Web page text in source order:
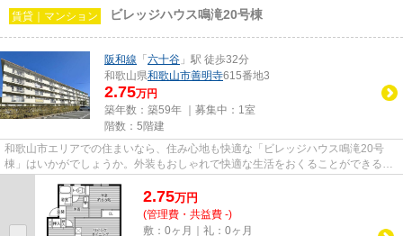
賃貸｜マンション ビレッジハウス鳴滝20号棟
阪和線 「 六十谷 」駅 徒歩32分
和歌山県和歌山市善明寺615番地3
2.75万円
築年数：築59年 ｜募集中： 1室
階数：5階建
和歌山市エリアでの住まいなら、住み心地も快適な「ビレッジハウス鳴滝20号
棟」はいかがでしょうか。外装もおしゃれで快適な生活をおくることができるマ
2.75万円
(管理費・共益費 -)
敷：0ヶ月｜礼：0ヶ月